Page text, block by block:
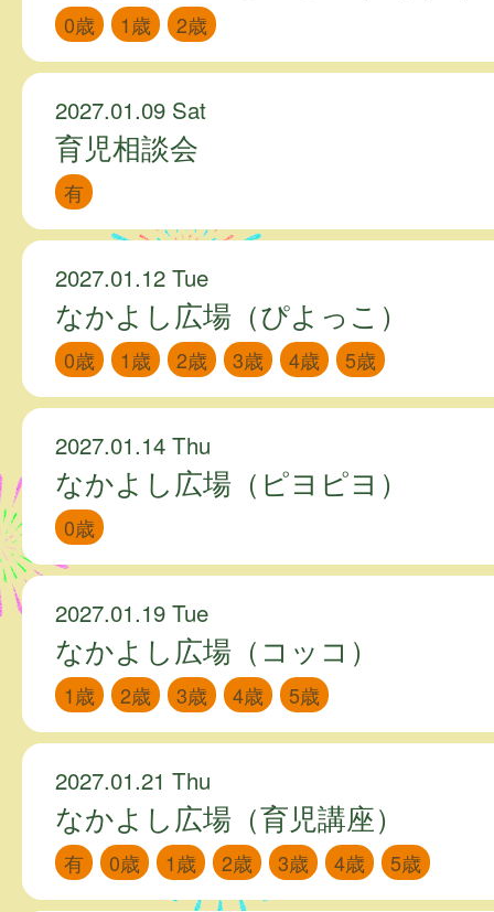
0歳 1歳 2歳
2027.01.09 Sat
育児相談会
有
2027.01.12 Tue
なかよし広場（ぴよっこ）
0歳 1歳 2歳 3歳 4歳 5歳
2027.01.14 Thu
なかよし広場（ピヨピヨ）
0歳
2027.01.19 Tue
なかよし広場（コッコ）
1歳 2歳 3歳 4歳 5歳
2027.01.21 Thu
なかよし広場（育児講座）
有 0歳 1歳 2歳 3歳 4歳 5歳